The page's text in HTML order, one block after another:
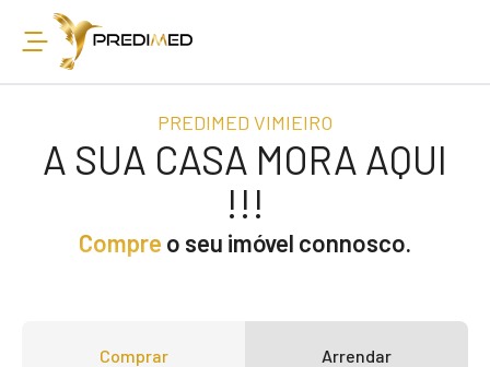
PREDIMED VIMIEIRO
A SUA CASA MORA AQUI
!!!
Compre o seu imóvel connosco.
Comprar Arrendar